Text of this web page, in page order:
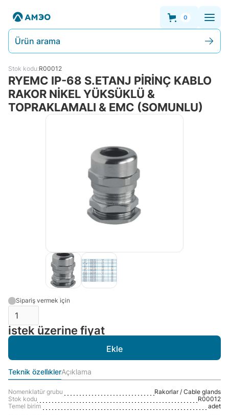
0
Ürün arama
Stok kodu:R00012
RYEMC IP-68 S.ETANJ PİRİNÇ KABLO
RAKOR NİKEL YÜKSÜKLÜ &
TOPRAKLAMALI & EMC (SOMUNLU)
Sipariş vermek için
istek üzerine fiyat
Teknik özelli̇klerAçıklama
Nomenklatür grubu
Rakorlar / Cable glands
Stok kodu
R00012
Temel birim
adet